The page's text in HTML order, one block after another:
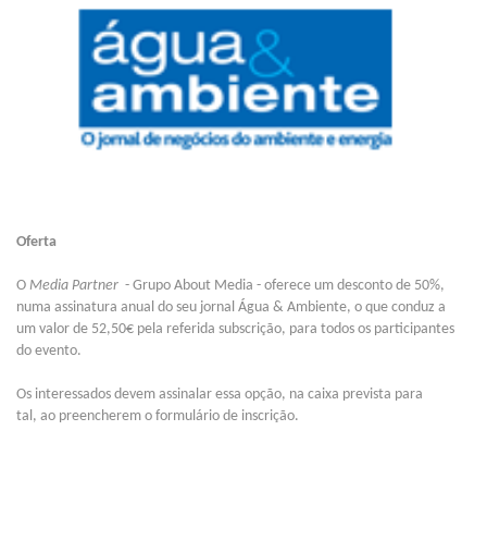
Oferta
O Media Partner - Grupo About Media - oferece um desconto de 50%,
numa assinatura anual do seu jornal Água & Ambiente, o que conduz a
um valor de 52,50€ pela referida subscrição, para todos os participantes
do evento.
Os interessados devem assinalar essa opção, na caixa prevista para
tal, ao preencherem o formulário de inscrição.